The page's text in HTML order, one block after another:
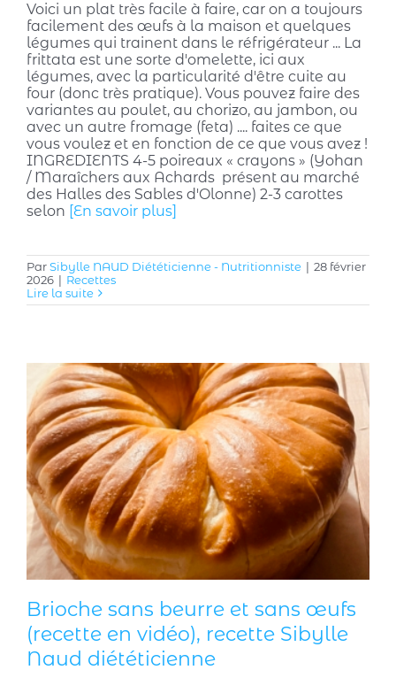
Voici un plat très facile à faire, car on a toujours
facilement des œufs à la maison et quelques
légumes qui trainent dans le réfrigérateur ... La
frittata est une sorte d'omelette, ici aux
légumes, avec la particularité d'être cuite au
four (donc très pratique). Vous pouvez faire des
variantes au poulet, au chorizo, au jambon, ou
avec un autre fromage (feta) .... faites ce que
vous voulez et en fonction de ce que vous avez !
INGREDIENTS 4-5 poireaux « crayons » (Yohan
/ Maraîchers aux Achards présent au marché
des Halles des Sables d'Olonne) 2-3 carottes
selon [En savoir plus]
ParSibylle NAUD Diététicienne - Nutritionniste | 28 février
2026 | Recettes
Lire la suite
Brioche sans beurre et sans œufs
(recette en vidéo), recette Sibylle
Naud diététicienne